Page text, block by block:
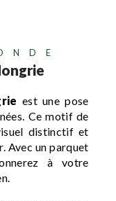
est une pose
Ce motif de
distinctif et
Avec un parquet
à votre